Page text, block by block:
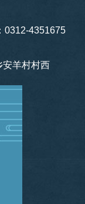
0312-4351675
安羊村村西